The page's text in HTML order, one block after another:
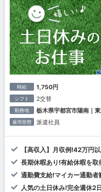
時給 1,750円
シフト 2交替
勤務地 栃木県宇都宮市陽南｜
雇用形態 派遣社員
【高収入】月収例!42万円
長期休暇あり!有給休暇を取
通勤費支給!マイカー通勤者
人気の土日休み!完全週休2